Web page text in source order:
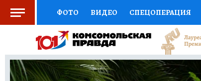
ФОТО ВИДЕО СПЕЦОПЕРАЦИЯ
СОЦПОДДЕРЖКА НАУКА СПОРТ
ВЫБОР ЭКСПЕРТОВ ДОКТОР